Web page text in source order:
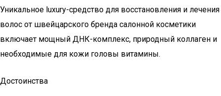
Уникальное luxury-средство для восстановления и лечения
волос от швейцарского бренда салонной косметики
включает мощный ДНК-комплекс, природный коллаген и
необходимые для кожи головы витамины.
Достоинства